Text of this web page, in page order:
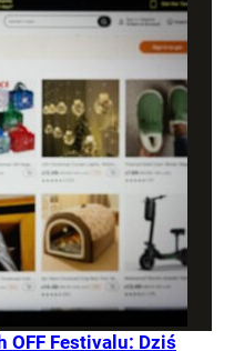
OFF Festivalu: Dziś